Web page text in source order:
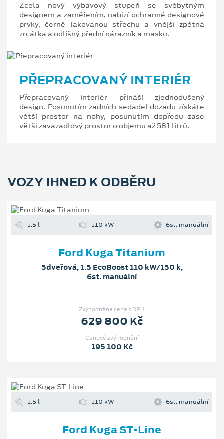
Zcela nový výbavový stupeň se svébytným
designem a zaměřením, nabízí ochranné designové
prvky, černě lakovanou střechu a vnější zpětná
zrcátka a odlišný přední nárazník a masku.
PŘEPRACOVANÝ INTERIÉR
Přepracovaný interiér přináší zjednodušený
design. Posunutím zadních sedadel dozadu získáte
větší prostor na nohy, posunutím dopředu zase
větší zavazadlový prostor o objemu až 581 litrů.
VOZY IHNED K ODBĚRU
1.5 l 110 kW 6st. manuální
Ford Kuga Titanium
5dveřová, 1.5 EcoBoost 110 kW/150 k,
6st. manuální
Zvýhodněná cena s DPH
629 800 Kč
Cenové zvýhodnění
195 100 Kč
1.5 l 110 kW 6st. manuální
Ford Kuga ST-Line